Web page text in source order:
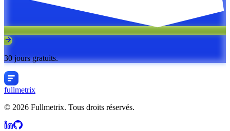
30 jours gratuits.
fullmetrix
© 2026 Fullmetrix. Tous droits réservés.